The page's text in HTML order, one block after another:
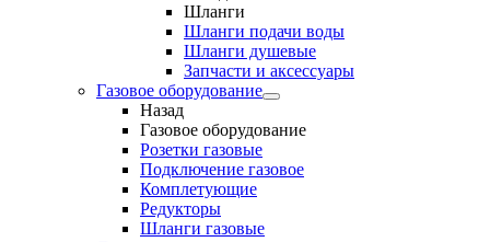
Шланги
Шланги подачи воды
Шланги душевые
Запчасти и аксессуары
Газовое оборудование
Назад
Газовое оборудование
Розетки газовые
Подключение газовое
Комплетующие
Редукторы
Шланги газовые